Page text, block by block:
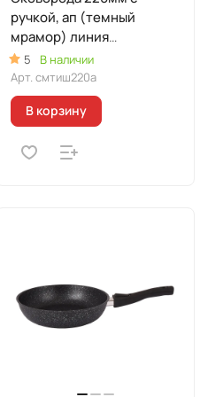
ручкой, ап (темный
мрамор) линия
"Мраморная
Индукционная
5
В наличии
Арт.смтиш220а
В корзину